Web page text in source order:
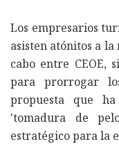
Los empresarios
asisten atónitos a
cabo entre CEOE,
para prorrogar
propuesta que
'tomadura de
estratégico para la